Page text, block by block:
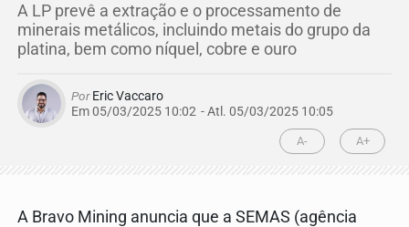
A LP prevê a extração e o processamento de
minerais metálicos, incluindo metais do grupo da
platina, bem como níquel, cobre e ouro
PorEric Vaccaro
Em 05/03/2025 10:02 - Atl. 05/03/2025 10:05
A- A+
A Bravo Mining anuncia que a SEMAS (agência